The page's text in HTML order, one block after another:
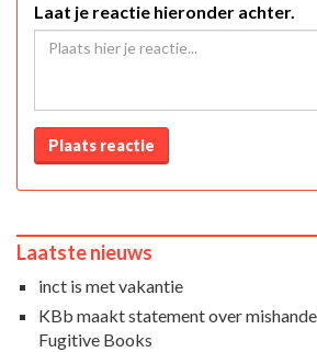
Laat je reactie hieronder achter.
Plaats reactie
Laatste nieuws
inct is met vakantie
KBb maakt statement over
Fugitive Books